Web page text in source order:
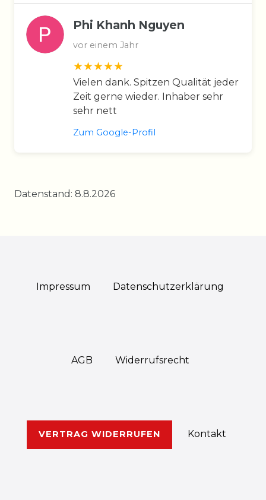
Phi Khanh Nguyen
vor einem Jahr
Vielen dank. Spitzen Qualität jeder
Zeit gerne wieder. Inhaber sehr
sehr nett
Zum Google-Profil
Datenstand: 8.8.2026
Impressum Daten­schutz­erklärung
AGB Widerrufs­recht
VERTRAG WIDERRUFEN Kontakt